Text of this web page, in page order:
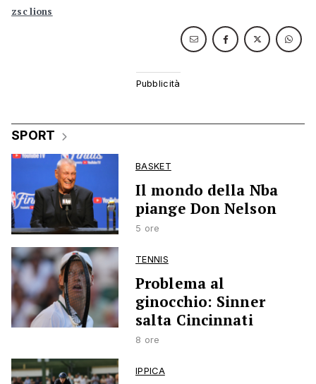
zsc lions
SPORT
BASKET
Il mondo della Nba
piange Don Nelson
5 ore
TENNIS
Problema al
ginocchio: Sinner
salta Cincinnati
8 ore
IPPICA